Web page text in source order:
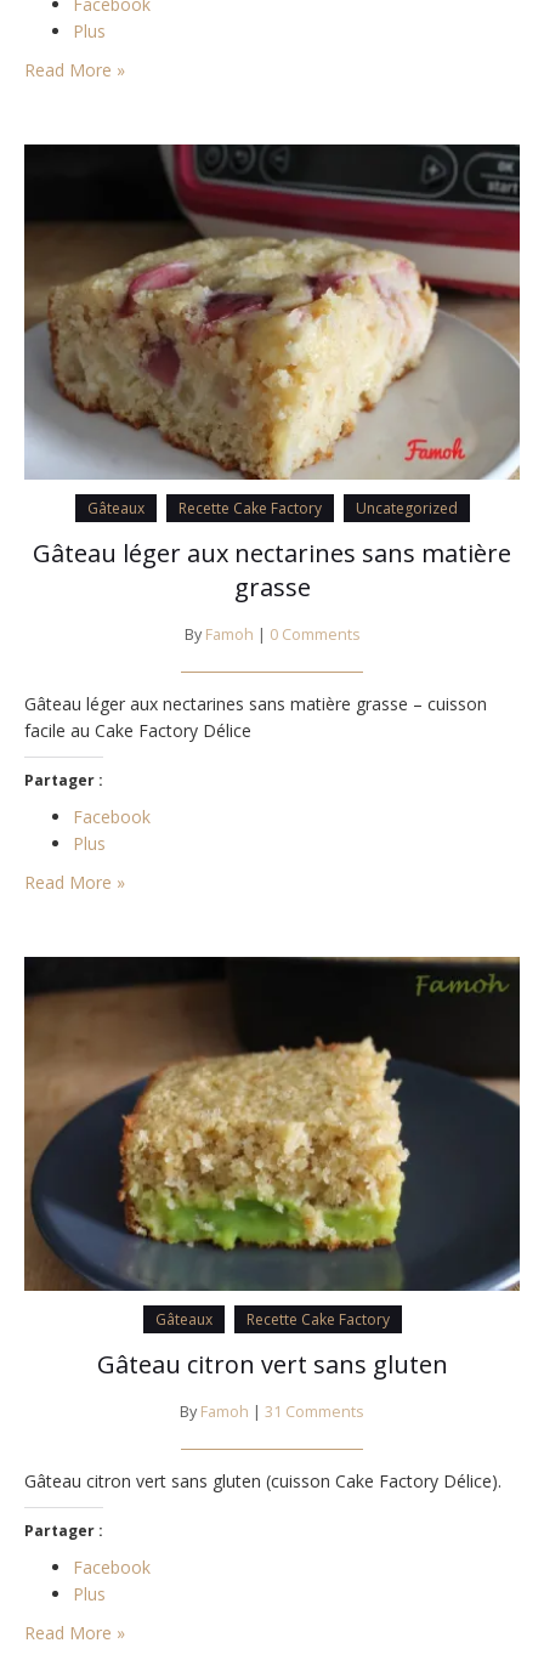
Plus
Read More »
Gâteaux Recette Cake Factory Uncategorized
Gâteau léger aux nectarines sans matière
grasse
By Famoh | 0 Comments
Gâteau léger aux nectarines sans matière grasse – cuisson
facile au Cake Factory Délice
Partager :
Facebook
Plus
Read More »
Gâteaux Recette Cake Factory
Gâteau citron vert sans gluten
By Famoh | 31 Comments
Gâteau citron vert sans gluten (cuisson Cake Factory Délice).
Partager :
Facebook
Plus
Read More »